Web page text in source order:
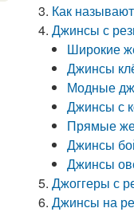
Как
Джинсы с
Широкие
Джинсы
Модные
Джинсы с
Прямые
Джинсы
Джинсы
Джоггеры с
Джинсы на